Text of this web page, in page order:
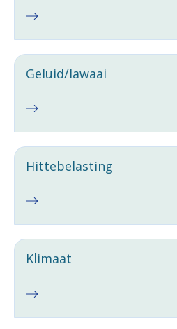
Geluid/lawaai
Hittebelasting
Klimaat